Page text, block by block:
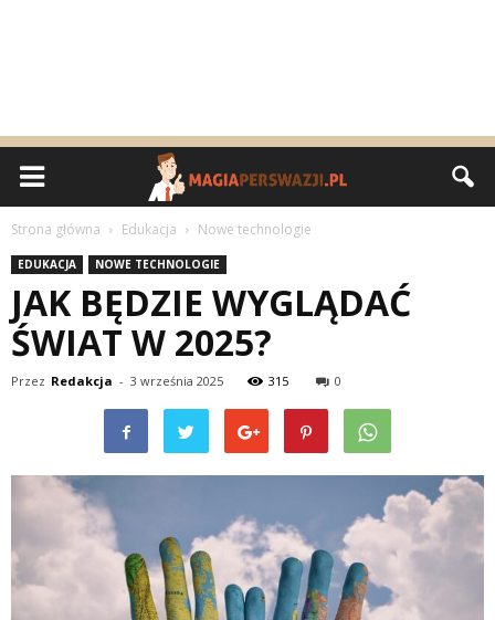
Strona główna Edukacja Nowe technologie
EDUKACJA NOWE TECHNOLOGIE
JAK BĘDZIE WYGLĄDAĆ
ŚWIAT W 2025?
Przez Redakcja - 3 września 2025 315 0